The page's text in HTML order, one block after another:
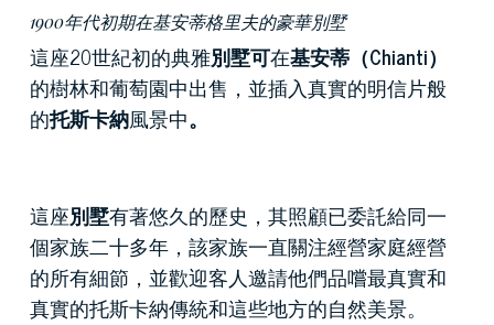
1900年代初期在基安蒂格里夫的豪華別墅
這座20世紀初的典雅別墅可在基安蒂（Chianti）
的樹林和葡萄園中出售，並插入真實的明信片般
的托斯卡納風景中。
這座別墅有著悠久的歷史，其照顧已委託給同一
個家族二十多年，該家族一直關注經營家庭經營
的所有細節，並歡迎客人邀請他們品嚐最真實和
真實的托斯卡納傳統和這些地方的自然美景。